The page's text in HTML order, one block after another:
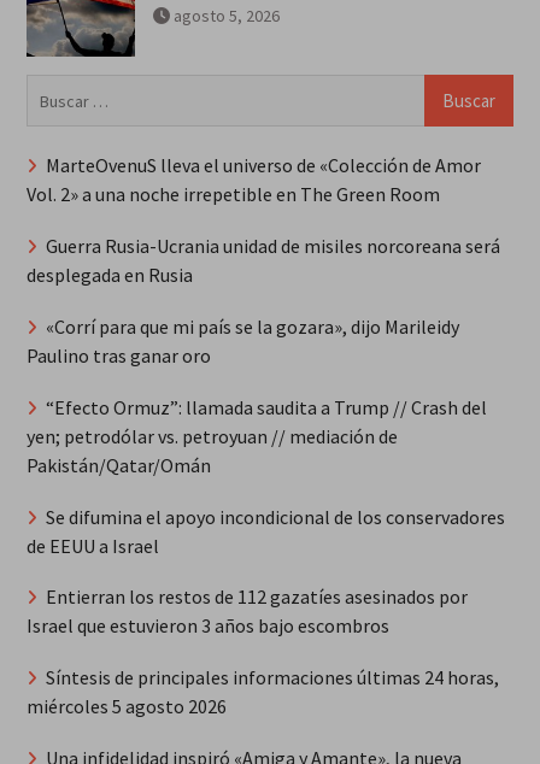
agosto 5, 2026
MarteOvenuS lleva el universo de «Colección de Amor
Vol. 2» a una noche irrepetible en The Green Room
Guerra Rusia-Ucrania unidad de misiles norcoreana será
desplegada en Rusia
«Corrí para que mi país se la gozara», dijo Marileidy
Paulino tras ganar oro
“Efecto Ormuz”: llamada saudita a Trump // Crash del
yen; petrodólar vs. petroyuan // mediación de
Pakistán/Qatar/Omán
Se difumina el apoyo incondicional de los conservadores
de EEUU a Israel
Entierran los restos de 112 gazatíes asesinados por
Israel que estuvieron 3 años bajo escombros
Síntesis de principales informaciones últimas 24 horas,
miércoles 5 agosto 2026
Una infidelidad inspiró «Amiga y Amante», la nueva